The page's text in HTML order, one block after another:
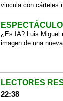
vincula con cárteles
¿Es IA? Luis Miguel
imagen de una
LECTORES
22:38